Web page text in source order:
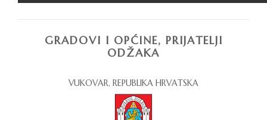
GRADOVI I OPĆINE, PRIJATELJI
ODŽAKA
VUKOVAR, REPUBLIKA HRVATSKA